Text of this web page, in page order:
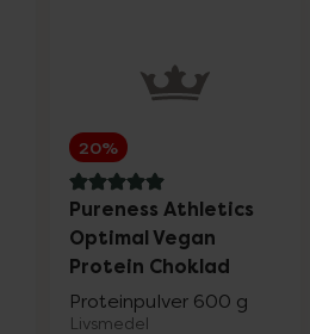
20%
5 av 5 i omdöme
Pureness Athletics
Optimal Vegan
Protein Choklad
Proteinpulver 600 g
Livsmedel